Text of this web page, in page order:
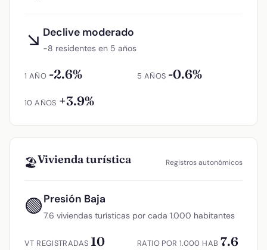
↘ Declive moderado
−8 residentes en 5 años
1 AÑO -2.6% 5 AÑOS -0.6%
10 AÑOS +3.9%
🏖️Vivienda turística Registros autonómicos
🟢Presión Baja
7.6 viviendas turísticas por cada 1.000 habitantes
VT REGISTRADAS 10 RATIO POR 1.000 HAB 7.6